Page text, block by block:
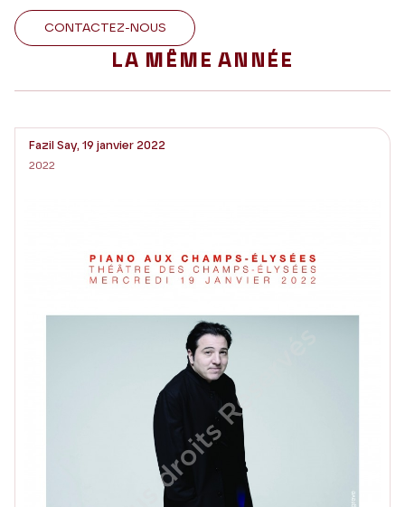
CONTACTEZ-NOUS
LA MÊME ANNÉE
Fazil Say, 19 janvier 2022
2022